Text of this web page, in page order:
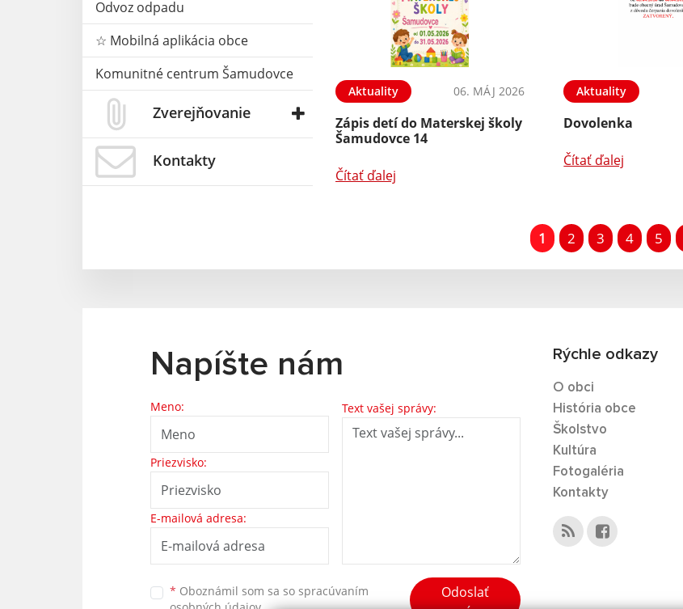
Odvoz odpadu
☆ Mobilná aplikácia obce
Komunitné centrum Šamudovce
Zverejňovanie
Kontakty
Aktuality 06. MÁJ 2026
Zápis detí do Materskej školy
Šamudovce 14
Čítať ďalej
Aktuality
Dovolenka
Čítať ďalej
1 2 3 4 5
Napíšte nám
Meno:
Priezvisko:
E-mailová adresa:
Text vašej správy:
* Oboznámil som sa so spracúvaním
Odoslať
Rýchle odkazy
O obci
História obce
Školstvo
Kultúra
Fotogaléria
Kontakty